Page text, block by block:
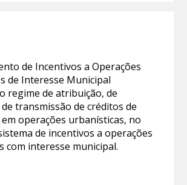
de Incentivos a Operações
de Interesse Municipal
regime de atribuição, de
transmissão de créditos de
operações urbanísticas, no
de incentivos a operações
com interesse municipal.